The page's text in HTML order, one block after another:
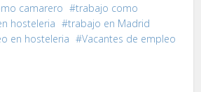
camarero
trabajo como
hosteleria
trabajo en Madrid
en hosteleria
Vacantes de empleo